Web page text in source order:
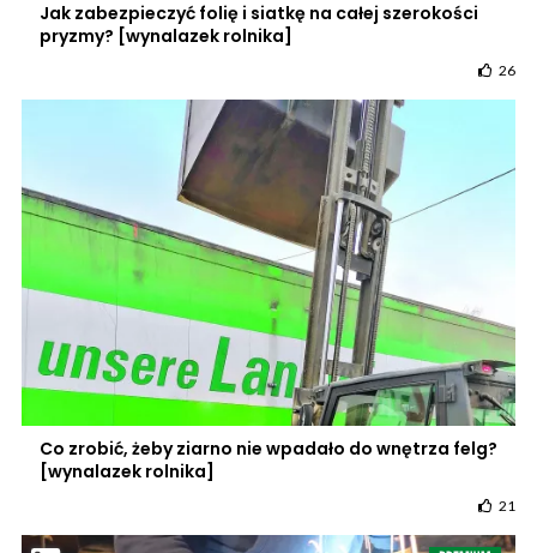
Jak zabezpieczyć folię i siatkę na całej szerokości
pryzmy? [wynalazek rolnika]
26
Co zrobić, żeby ziarno nie wpadało do wnętrza felg?
[wynalazek rolnika]
21